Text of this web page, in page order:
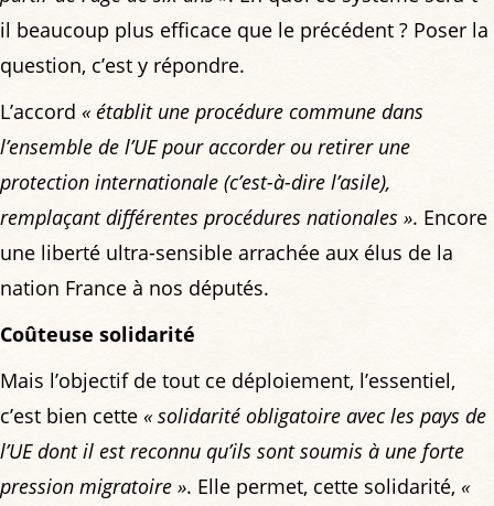
il beaucoup plus efficace que le précédent ? Poser la
question, c’est y répondre.
L’accord « établit une procédure commune dans
l’ensemble de l’UE pour accorder ou retirer une
protection internationale (c’est-à-dire l’asile),
remplaçant différentes procédures nationales ». Encore
une liberté ultra-sensible arrachée aux élus de la
nation France à nos députés.
Coûteuse solidarité
Mais l’objectif de tout ce déploiement, l’essentiel,
c’est bien cette « solidarité obligatoire avec les pays de
l’UE dont il est reconnu qu’ils sont soumis à une forte
pression migratoire ». Elle permet, cette solidarité, «